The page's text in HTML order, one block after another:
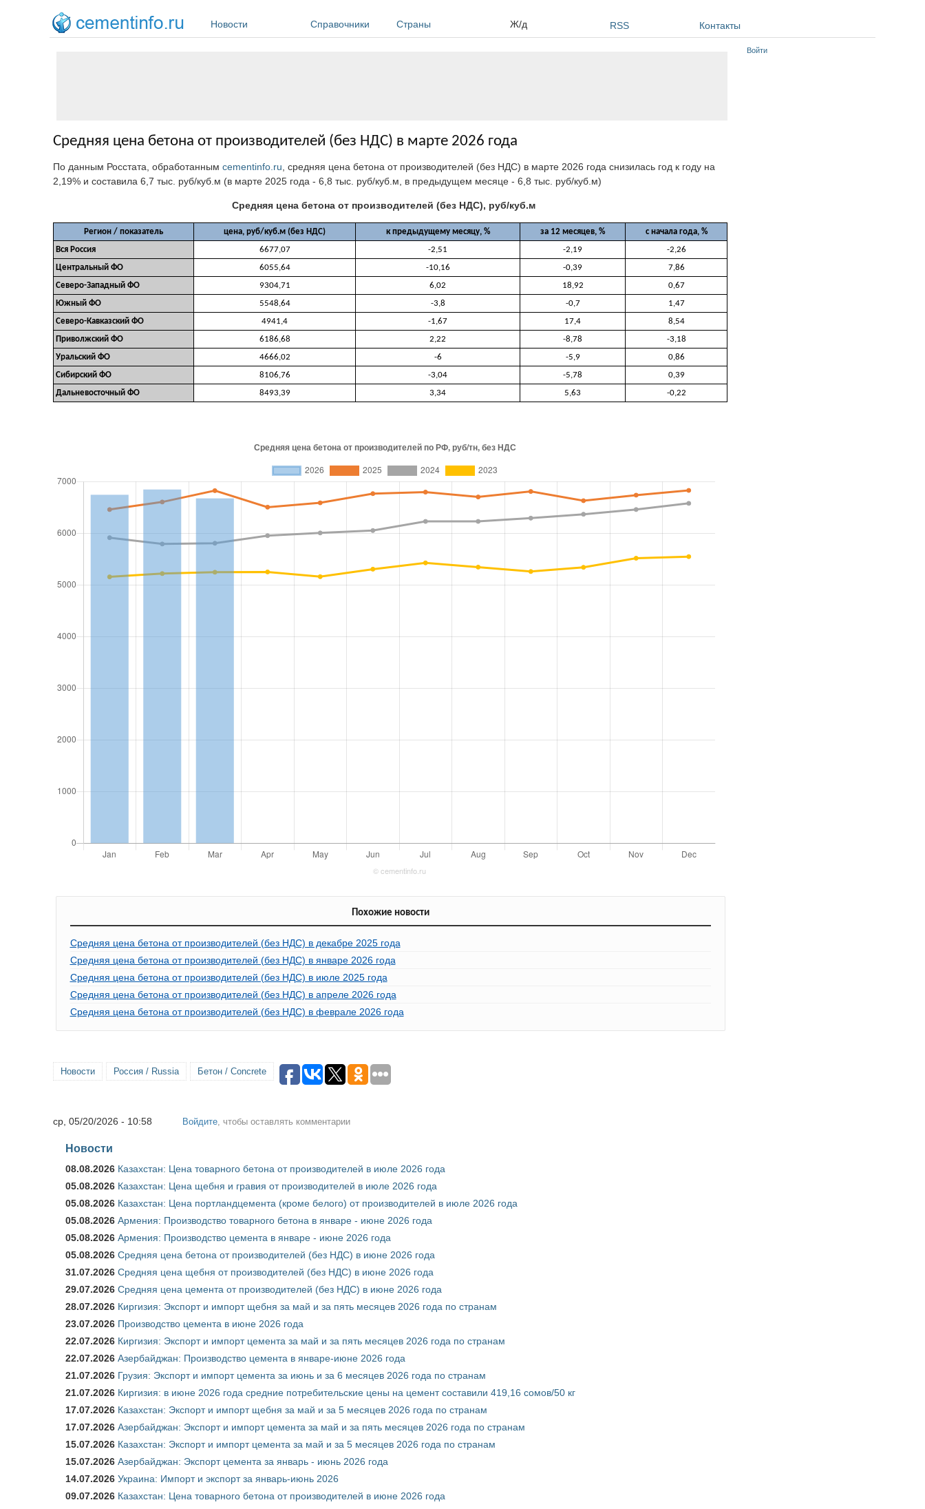
Новости
Справочники Страны Ж/д RSS Контакты
Средняя цена бетона от производителей (без НДС) в марте 2026 года
По данным Росстата, обработанным cementinfo.ru , средняя цена бетона от производителей (без НДС) в марте 2026 года снизилась год к году на
2,19% и составила 6,7 тыс. руб/куб.м (в марте 2025 года - 6,8 тыс. руб/куб.м, в предыдущем месяце - 6,8 тыс. руб/куб.м)
Средняя цена бетона от производителей (без НДС), руб/куб.м
Регион / показатель цена, руб/куб.м (без НДС) к предыдущему месяцу, % за 12 месяцев, %
с начала года, %
Вся Россия
6677,07 -2,51 -2,19
-2,26
Центральный ФО
6055,64 -10,16 -0,39
7,86
Северо-Западный ФО
9304,71 6,02 18,92
0,67
Южный ФО
5548,64 -3,8 -0,7
1,47
Северо-Кавказский ФО
4941,4 -1,67 17,4
8,54
Приволжский ФО
6186,68 2,22 -8,78
-3,18
Уральский ФО
4666,02 -6 -5,9
0,86
Сибирский ФО
8106,76 -3,04 -5,78
0,39
Дальневосточный ФО
8493,39 3,34 5,63 -0,22
Похожие новости
Средняя цена бетона от производителей (без НДС) в декабре 2025 года
Средняя цена бетона от производителей (без НДС) в январе 2026 года
Средняя цена бетона от производителей (без НДС) в июле 2025 года
Средняя цена бетона от производителей (без НДС) в апреле 2026 года
Средняя цена бетона от производителей (без НДС) в феврале 2026 года
Новости Россия / Russia Бетон / Concrete
ср, 05/20/2026 - 10:58 Войдите , чтобы оставлять комментарии
Новости
08.08.2026 Казахстан: Цена товарного бетона от производителей в июле 2026 года
05.08.2026 Казахстан: Цена щебня и гравия от производителей в июле 2026 года
05.08.2026 Казахстан: Цена портландцемента (кроме белого) от производителей в июле 2026 года
05.08.2026 Армения: Производство товарного бетона в январе - июне 2026 года
05.08.2026 Армения: Производство цемента в январе - июне 2026 года
05.08.2026 Средняя цена бетона от производителей (без НДС) в июне 2026 года
31.07.2026 Средняя цена щебня от производителей (без НДС) в июне 2026 года
29.07.2026 Средняя цена цемента от производителей (без НДС) в июне 2026 года
28.07.2026 Киргизия: Экспорт и импорт щебня за май и за пять месяцев 2026 года по странам
23.07.2026 Производство цемента в июне 2026 года
22.07.2026 Киргизия: Экспорт и импорт цемента за май и за пять месяцев 2026 года по странам
22.07.2026 Азербайджан: Производство цемента в январе-июне 2026 года
21.07.2026 Грузия: Экспорт и импорт цемента за июнь и за 6 месяцев 2026 года по странам
21.07.2026 Киргизия: в июне 2026 года средние потребительские цены на цемент составили 419,16 сомов/50 кг
17.07.2026 Казахстан: Экспорт и импорт щебня за май и за 5 месяцев 2026 года по странам
17.07.2026 Азербайджан: Экспорт и импорт цемента за май и за пять месяцев 2026 года по странам
15.07.2026 Казахстан: Экспорт и импорт цемента за май и за 5 месяцев 2026 года по странам
15.07.2026 Азербайджан: Экспорт цемента за январь - июнь 2026 года
14.07.2026 Украина: Импорт и экспорт за январь-июнь 2026
09.07.2026 Казахстан: Цена товарного бетона от производителей в июне 2026 года
Войти